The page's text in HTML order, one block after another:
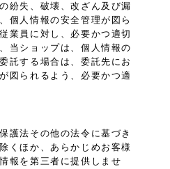
紛失、破壊、改ざん及び漏
個人情報の安全管理が図ら
業員に対し、必要かつ適切
当ショップは、個人情報の
託する場合は、委託先にお
図られるよう、必要かつ適
護法その他の法令に基づき
くほか、あらかじめお客様
報を第三者に提供しませ